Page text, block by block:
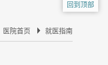
医院首页 就医指南
回到顶部